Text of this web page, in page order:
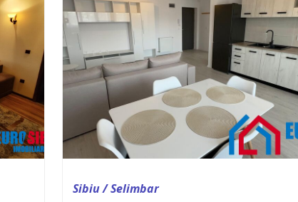
Sibiu / Selimbar